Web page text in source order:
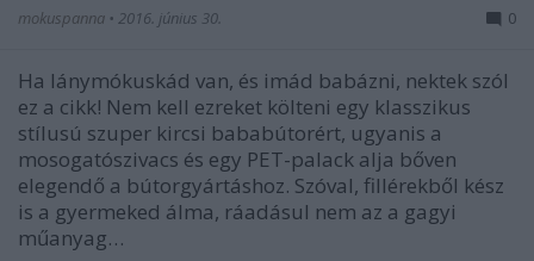
mokuspanna • 2016. június 30. 0
Ha lánymókuskád van, és imád babázni, nektek szól
ez a cikk! Nem kell ezreket költeni egy klasszikus
stílusú szuper kircsi bababútorért, ugyanis a
mosogatószivacs és egy PET-palack alja bőven
elegendő a bútorgyártáshoz. Szóval, fillérekből kész
is a gyermeked álma, ráadásul nem az a gagyi
műanyag…